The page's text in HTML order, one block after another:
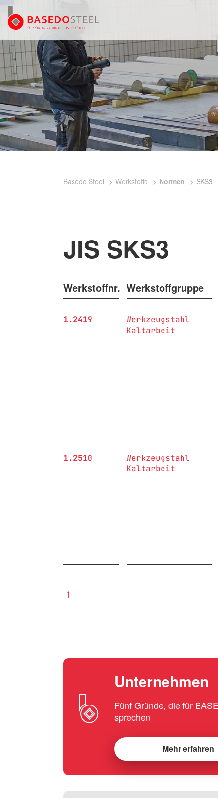
Basedo Steel Werkstoffe Normen SKS3
JIS SKS3
Werkstoffnr. Werkstoffgruppe
1.2419
Werkzeugstahl
Kaltarbeit
1.2510
Werkzeugstahl
Kaltarbeit
1
Unternehmen
Fünf Gründe, die für
sprechen
Mehr erfahren